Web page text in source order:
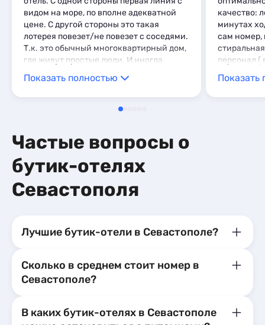
видом на море, по вполне адекватной
цене. С другой стороны это такая
лотерея повезет/не повезет с соседями.
Т.к. это обычный многоквартирный дом,
где живут простые люди. И иногда
собственники могут устраивать у себя
дома дискотеки в квартире до 6 утра.
Спа понравился. Большой бассейн,
много разных бань/хаммамов. В общем
Показать полностью
качество:
минутах
сам номер,
персонал (
уборка и
что
место. В
Показать
Частые вопросы о
бутик-отелях
Севастополя
Лучшие бутик-отели в Севастополе?
Сколько в среднем стоит номер в
Севастополе?
В каких бутик-отелях в Севастополе